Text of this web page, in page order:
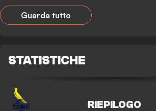
Guarda tutto
STATISTICHE
RIEPILOGO